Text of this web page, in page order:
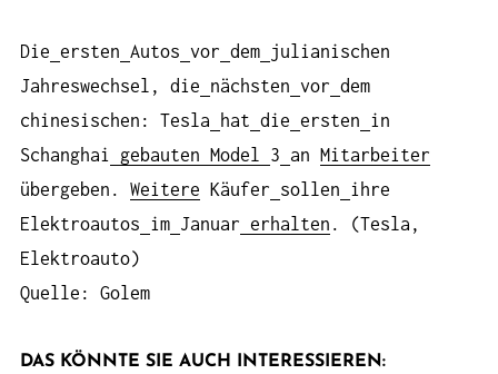
Die ersten Autos vor dem
julianischen
Jahreswechsel, die
nächsten vor dem
chinesischen: Tesla
hat die ersten
in
Schanghai
gebauten Model 3 an Mitarbeiter
übergeben. Weitere Käufer sollen
ihre
Elektroautos
im Januar erhalten . (Tesla,
Elektroauto)
Quelle: Golem
DAS KÖNNTE SIE AUCH INTERESSIEREN: